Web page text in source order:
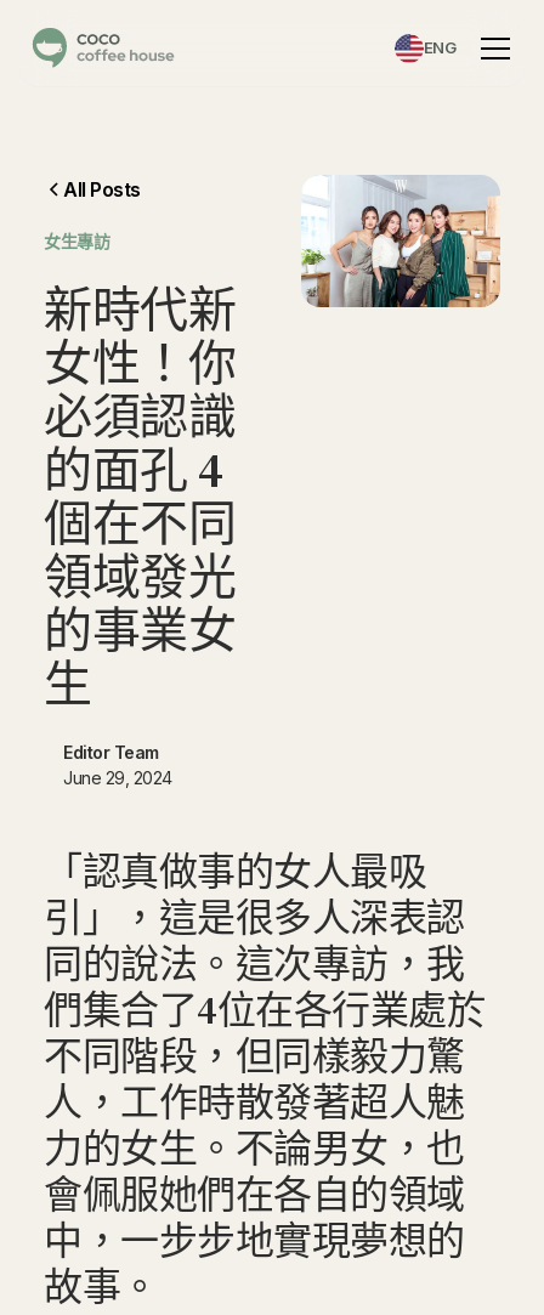
ENG
All Posts
女生專訪
新時代新
女性 ！ 你
必須認識
的面孔4
個在不同
領域發光
的事業女
生
Editor Team
June 29, 2024
「認真做事的女人最吸
引」，這是很多人深表認
同的說法。這次專訪，我
們集合了4位在各行業處於
不同階段，但同樣毅力驚
人，工作時散發著超人魅
力的女生。不論男女，也
會佩服她們在各自的領域
中，一步步地實現夢想的
故事。